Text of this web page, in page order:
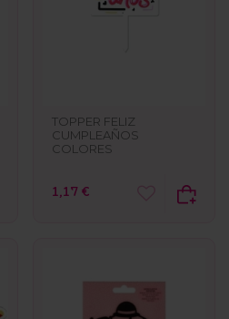
TOPPER FELIZ
CUMPLEAÑOS
COLORES
1,17 €